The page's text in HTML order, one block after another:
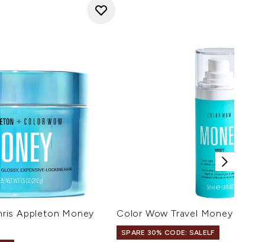
Appleton Money Color Wow Travel Money Mist
SPARE 30% CODE: SALELF